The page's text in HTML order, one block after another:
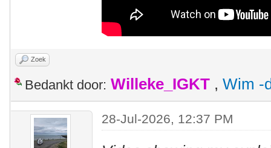
Zoek
Bedankt door: Willeke_IGKT , Wim -
28-Jul-2026, 12:37 PM